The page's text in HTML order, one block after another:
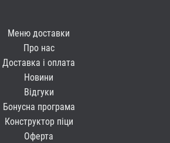
Меню доставки
Про нас
Доставка і оплата
Новини
Відгуки
Бонусна програма
Конструктор піци
Оферта